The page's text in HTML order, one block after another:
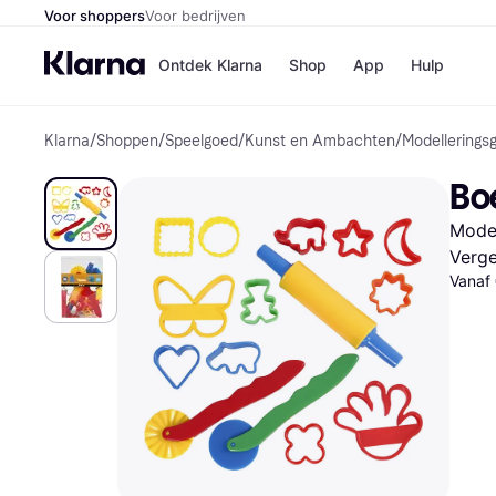
Voor shoppersVoor bedrijven
Ontdek Klarna Shop
Winkels
Bol
H&M
App Hulp
Klarna/Shoppen/Speelgoed/Kunst en Ambachten/
Vanaf